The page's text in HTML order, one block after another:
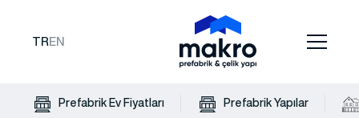
TR EN
Prefabrik Ev Fiyatları Prefabrik Yapılar